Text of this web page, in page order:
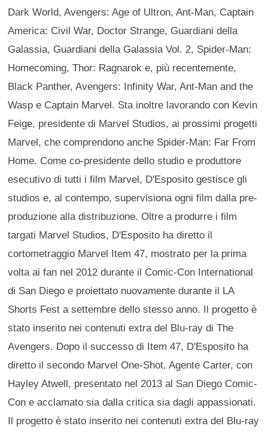
Dark World, Avengers: Age of Ultron, Ant-Man, Captain
America: Civil War, Doctor Strange, Guardiani della
Galassia, Guardiani della Galassia Vol. 2, Spider-Man:
Homecoming, Thor: Ragnarok e, più recentemente,
Black Panther, Avengers: Infinity War, Ant-Man and the
Wasp e Captain Marvel. Sta inoltre lavorando con Kevin
Feige, presidente di Marvel Studios, ai prossimi progetti
Marvel, che comprendono anche Spider-Man: Far From
Home. Come co‐presidente dello studio e produttore
esecutivo di tutti i film Marvel, D'Esposito gestisce gli
studios e, al contempo, supervisiona ogni film dalla pre-
produzione alla distribuzione. Oltre a produrre i film
targati Marvel Studios, D'Esposito ha diretto il
cortometraggio Marvel Item 47, mostrato per la prima
volta ai fan nel 2012 durante il Comic-Con International
di San Diego e proiettato nuovamente durante il LA
Shorts Fest a settembre dello stesso anno. Il progetto è
stato inserito nei contenuti extra del Blu-ray di The
Avengers. Dopo il successo di Item 47, D'Esposito ha
diretto il secondo Marvel One-Shot, Agente Carter, con
Hayley Atwell, presentato nel 2013 al San Diego Comic‐
Con e acclamato sia dalla critica sia dagli appassionati.
Il progetto è stato inserito nei contenuti extra del Blu-ray